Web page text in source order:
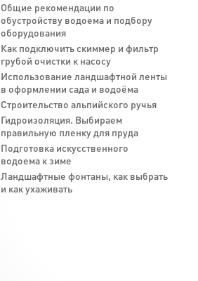
Общие рекомендации по
обустройству водоема и подбору
оборудования
Как подключить скиммер и фильтр
грубой очистки к насосу
Использование ландшафтной ленты
в оформлении сада и водоёма
Строительство альпийского ручья
Гидроизоляция. Выбираем
правильную пленку для пруда
Подготовка искусственного
водоема к зиме
Ландшафтные фонтаны, как выбрать
и как ухаживать